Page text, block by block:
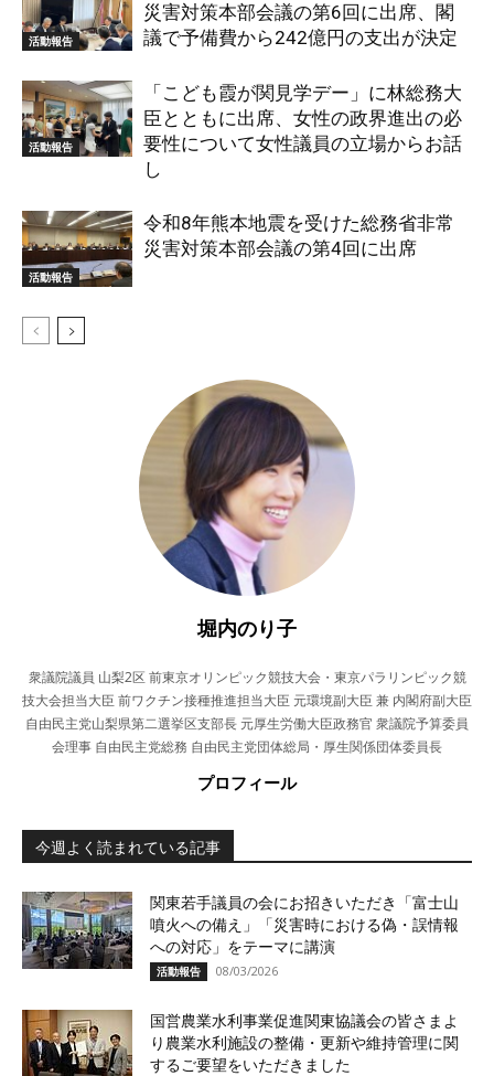
活動報告
災害対策本部会議の第6回に出席、閣
議で予備費から242億円の支出が決定
活動報告
「こども霞が関見学デー」に林総務大
臣とともに出席、女性の政界進出の必
要性について女性議員の立場からお話
し
活動報告
令和8年熊本地震を受けた総務省非常
災害対策本部会議の第4回に出席
堀内のり子
衆議院議員 山梨2区 前東京オリンピック競技大会・東京パラリンピック競
技大会担当大臣 前ワクチン接種推進担当大臣 元環境副大臣 兼 内閣府副大臣
自由民主党山梨県第二選挙区支部長 元厚生労働大臣政務官 衆議院予算委員
会理事 自由民主党総務 自由民主党団体総局・厚生関係団体委員長
プロフィール
今週よく読まれている記事
関東若手議員の会にお招きいただき「富士山
噴火への備え」「災害時における偽・誤情報
への対応」をテーマに講演
活動報告 08/03/2026
国営農業水利事業促進関東協議会の皆さまよ
り農業水利施設の整備・更新や維持管理に関
するご要望をいただきました